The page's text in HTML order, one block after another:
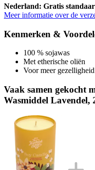
Nederland: Gratis
Meer informatie over de
Kenmerken &
100 % sojawas
Met etherische oliën
Voor meer gezelligheid
Vaak samen gekocht
Wasmiddel Lavendel,